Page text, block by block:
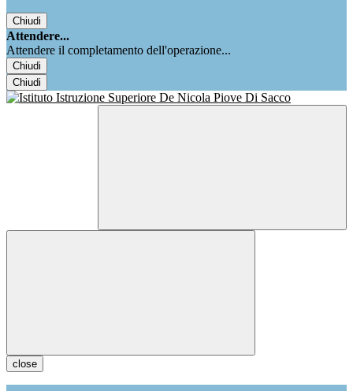
Chiudi
Attendere...
Attendere il completamento dell'operazione...
Chiudi
Chiudi
close